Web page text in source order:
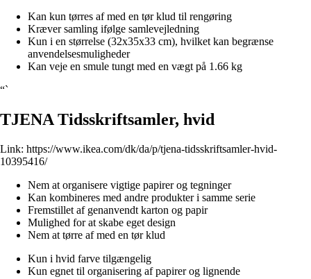
Kan kun tørres af med en tør klud til rengøring
Kræver samling ifølge samlevejledning
Kun i en størrelse (32x35x33 cm), hvilket kan begrænse
anvendelsesmuligheder
Kan veje en smule tungt med en vægt på 1.66 kg
“`
TJENA Tidsskriftsamler, hvid
Link: https://www.ikea.com/dk/da/p/tjena-tidsskriftsamler-hvid-
10395416/
Nem at organisere vigtige papirer og tegninger
Kan kombineres med andre produkter i samme serie
Fremstillet af genanvendt karton og papir
Mulighed for at skabe eget design
Nem at tørre af med en tør klud
Kun i hvid farve tilgængelig
Kun egnet til organisering af papirer og lignende